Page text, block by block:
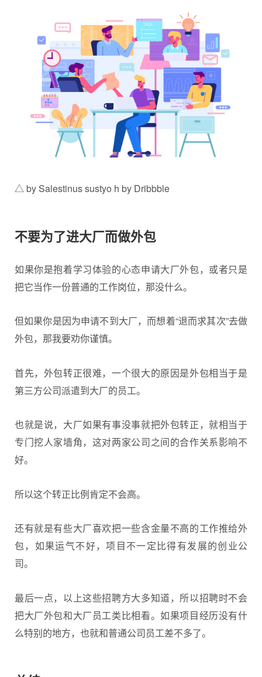
△ by Salestinus sustyo h by Dribbble
不要为了进大厂而做外包
如果你是抱着学习体验的心态申请大厂外包，或者只是
把它当作一份普通的工作岗位，那没什么。
但如果你是因为申请不到大厂，而想着“退而求其次”去做
外包，那我要劝你谨慎。
首先，外包转正很难，一个很大的原因是外包相当于是
第三方公司派遣到大厂的员工。
也就是说，大厂如果有事没事就把外包转正，就相当于
专门挖人家墙角，这对两家公司之间的合作关系影响不
好。
所以这个转正比例肯定不会高。
还有就是有些大厂喜欢把一些含金量不高的工作推给外
包，如果运气不好，项目不一定比得有发展的创业公
司。
最后一点，以上这些招聘方大多知道，所以招聘时不会
把大厂外包和大厂员工类比相看。如果项目经历没有什
么特别的地方，也就和普通公司员工差不多了。